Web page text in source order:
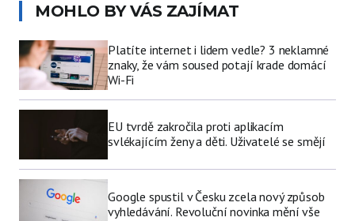
MOHLO BY VÁS ZAJÍMAT
Platíte internet i lidem vedle? 3 neklamné
znaky, že vám soused potají krade domácí
Wi-Fi
EU tvrdě zakročila proti aplikacím
svlékajícím ženy a děti. Uživatelé se smějí
Google spustil v Česku zcela nový způsob
vyhledávání. Revoluční novinka mění vše